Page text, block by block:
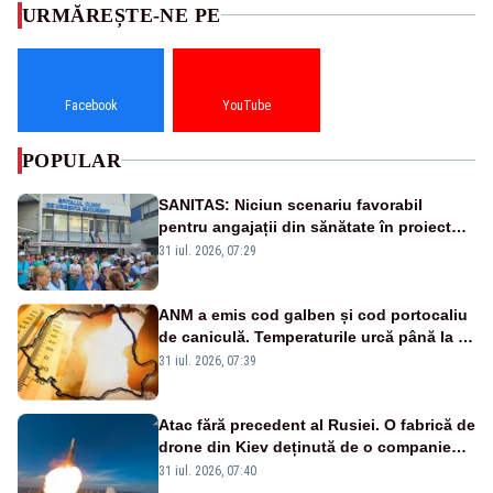
URMĂREȘTE-NE PE
Facebook YouTube
POPULAR
SANITAS: Niciun scenariu favorabil
pentru angajații din sănătate în proiectul
Legii salarizării
31 iul. 2026, 07:29
ANM a emis cod galben și cod portocaliu
de caniculă. Temperaturile urcă până la 38
de grade, iar nopțile devin tropicale
31 iul. 2026, 07:39
Atac fără precedent al Rusiei. O fabrică de
drone din Kiev deținută de o companie
americană, distrusă de o rachetă
31 iul. 2026, 07:40